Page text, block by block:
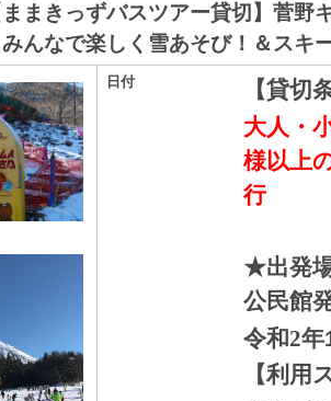
ままきっずバスツアー貸切】菅
んなで楽しく雪あそび！＆スキ
日付
【貸切
大人・
様以上
行
★出発
公民館
令和2年
【利用